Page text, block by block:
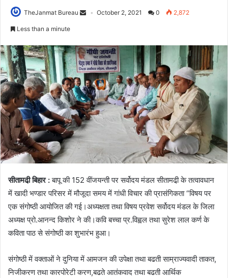
TheJanmat Bureau October 2, 2021 0 2,872
Less than a minute
सीतामढी़ बिहार :बापू की 152 वींजयन्ती पर सर्वोदय मंडल सीतामढी़ के तत्वावधान
में खादी भण्डार परिसर में मौजूदा समय में गांधी विचार की प्रासंगिकता “विषय पर
एक संगोष्ठी आयोजित की गई।अध्यक्षता तथा विषय प्रवेश सर्वोदय मंडल के जिला
अध्यक्ष प्रो.आनन्द किशोर ने की।कवि बच्चा प्र.विह्वल तथा सुरेश लाल कर्ण के
कविता पाठ से संगोष्ठी का शुभारंभ हुआ।
संगोष्ठी में वक्ताओं ने दुनिया में आमजन की उपेक्षा तथा बढती साम्राज्यवादी ताकत,
निजीकरण तथा कारपोरेटी करण,बढते आतंकवाद तथा बढती आर्थिक